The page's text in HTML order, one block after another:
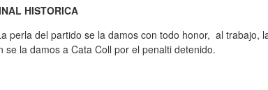
HISTORICA
perla del partido se la damos con todo honor, al trabajo,
se la damos a Cata Coll por el penalti detenido.